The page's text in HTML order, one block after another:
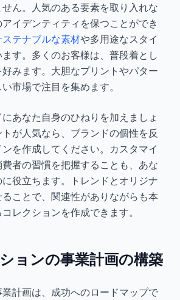
ん。人気のある要素を取り入れな
イデンティティを保つことができ
ステナブルな素材や多用途なスタイ
す。多くのお客様は、普段着とし
みます。大胆なプリントやパター
市場で注目を集めます。
あなた自身のひねりを加えましょ
が人気なら、ブランドの個性を反
を作成してください。カスタマイ
者の習慣を把握することも、あな
役立ちます。トレンドとオリジナ
ことで、関連性がありながらも本
レクションを作成できます。
ョンの事業計画の構築
計画は、成功へのロードマップで